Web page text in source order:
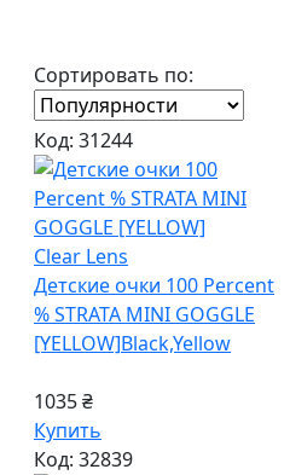
Сортировать по:
Код: 31244
Clear Lens
Детские очки 100 Percent
% STRATA MINI GOGGLE
[YELLOW]Black,Yellow
1035 ₴
Купить
Код: 32839